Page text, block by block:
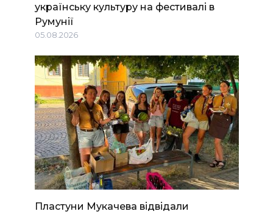
українську культуру на фестивалі в
Румунії
05.08.2026
Пластуни Мукачева відвідали